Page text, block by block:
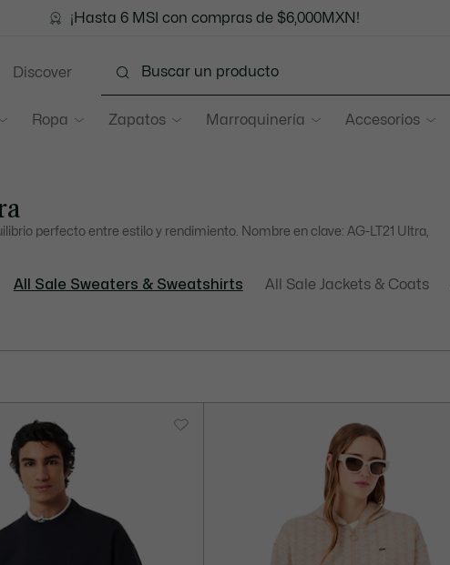
¡Hasta 6 MSI con compras de $6,000MXN!
Ropa Zapatos Marroquinería Accesorios
Discover
perfecto entre estilo y rendimiento. Nombre en clave: AG-LT21 Ultra,
All Sale Sweaters & Sweatshirts All Sale Jackets & Coats